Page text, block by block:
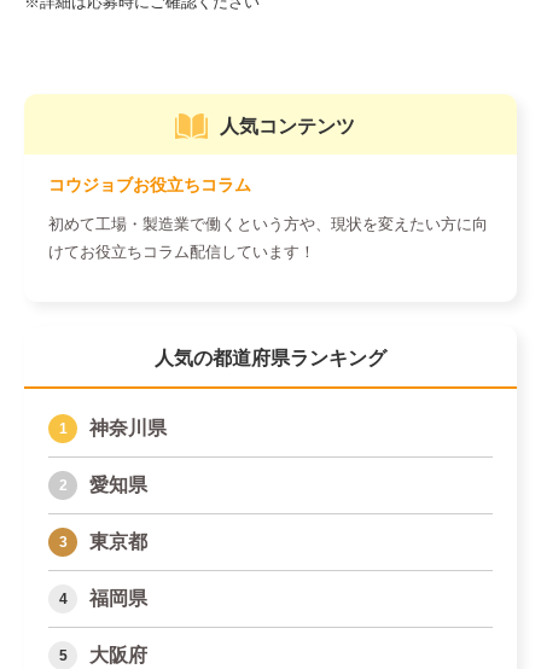
人気コンテンツ
コウジョブお役立ちコラム
初めて工場・製造業で働くという方や、現状を変えたい方に向
けてお役立ちコラム配信しています！
人気の都道府県ランキング
神奈川県
愛知県
東京都
福岡県
大阪府